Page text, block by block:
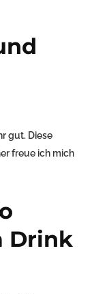
gut. Diese
freue ich mich
Drink